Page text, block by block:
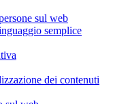
sul web
semplice
dei contenuti